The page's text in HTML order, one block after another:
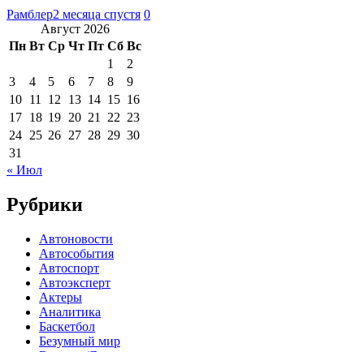
Рамблер2 месяца спустя 0
Август 2026
Пн Вт Ср Чт Пт Сб Вс
1
2
3
4 5 6 7 8
9
10 11 12 13 14 15 16
17 18 19 20 21 22 23
24 25 26 27 28 29 30
31
« Июл
Рубрики
Автоновости
Автособытия
Автоспорт
Автоэксперт
Актеры
Аналитика
Баскетбол
Безумный мир